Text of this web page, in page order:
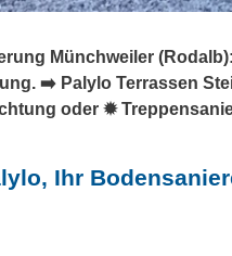
Münchweiler
➡️ Palylo Terrassen
oder ✹
Ihr